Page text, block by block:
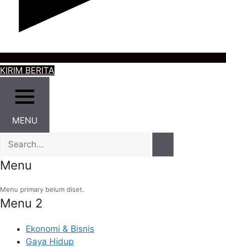
KIRIM BERITA
MENU
Menu
Menu primary belum diset.
Menu 2
Ekonomi & Bisnis
Gaya Hidup